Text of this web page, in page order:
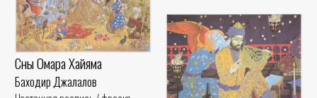
Сны Омара Хайяма
Баходир Джалалов